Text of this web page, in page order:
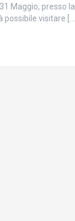
Maggio, presso la
possibile visitare […]